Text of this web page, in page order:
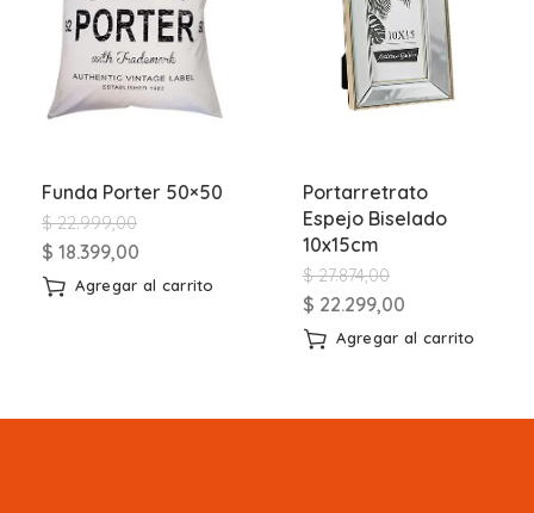
Funda Porter 50×50
$22.999,00
$ 18.399,00
Agregar al carrito
Portarretrato
Espejo Biselado
10x15cm
$27.874,00
$ 22.299,00
Agregar al carrito